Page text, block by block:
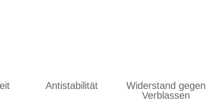
Antistabilität
Widerstand gegen
Verblassen